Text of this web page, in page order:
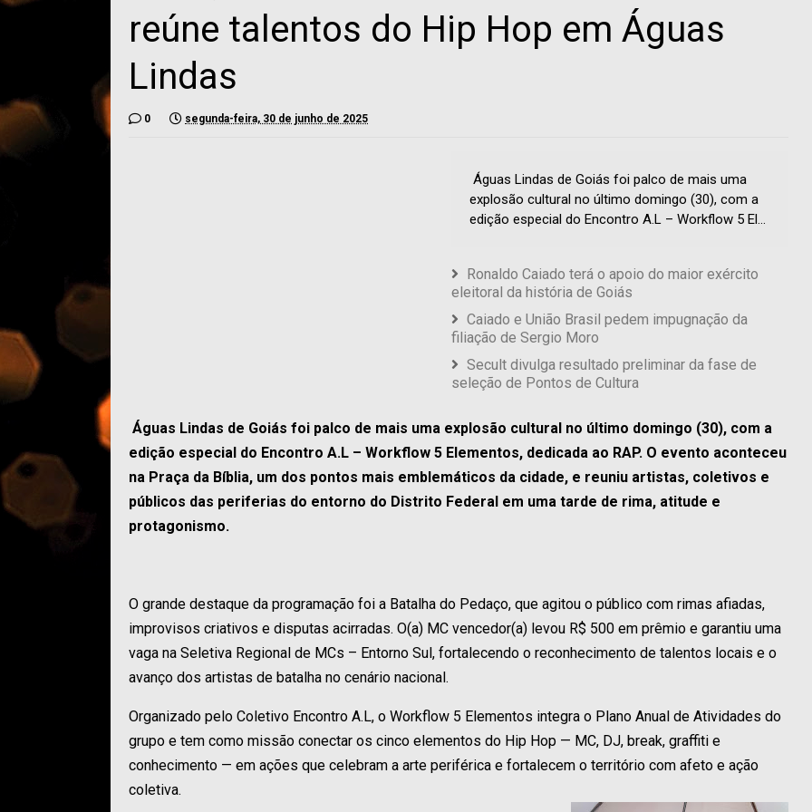
reúne talentos do Hip Hop em Águas
Lindas
0 segunda-feira, 30 de junho de 2025
Águas Lindas de Goiás foi palco de mais uma
explosão cultural no último domingo (30), com a
edição especial do Encontro A.L – Workflow 5 El...
Ronaldo Caiado terá o apoio do maior exército
eleitoral da história de Goiás
Caiado e União Brasil pedem impugnação da
filiação de Sergio Moro
Secult divulga resultado preliminar da fase de
seleção de Pontos de Cultura
Águas Lindas de Goiás foi palco de mais uma explosão cultural no último domingo (30), com a
edição especial do Encontro A.L – Workflow 5 Elementos, dedicada ao RAP. O evento aconteceu
na Praça da Bíblia, um dos pontos mais emblemáticos da cidade, e reuniu artistas, coletivos e
públicos das periferias do entorno do Distrito Federal em uma tarde de rima, atitude e
protagonismo.
O grande destaque da programação foi a Batalha do Pedaço, que agitou o público com rimas afiadas,
improvisos criativos e disputas acirradas. O(a) MC vencedor(a) levou R$ 500 em prêmio e garantiu uma
vaga na Seletiva Regional de MCs – Entorno Sul, fortalecendo o reconhecimento de talentos locais e o
avanço dos artistas de batalha no cenário nacional.
Organizado pelo Coletivo Encontro A.L, o Workflow 5 Elementos integra o Plano Anual de Atividades do
grupo e tem como missão conectar os cinco elementos do Hip Hop — MC, DJ, break, graffiti e
conhecimento — em ações que celebram a arte periférica e fortalecem o território com afeto e ação
coletiva.